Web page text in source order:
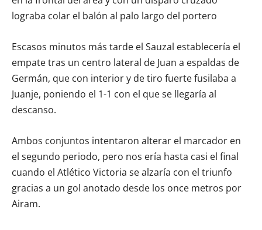
lograba colar el balón al palo largo del portero
Escasos minutos más tarde el Sauzal establecería el
empate tras un centro lateral de Juan a espaldas de
Germán, que con interior y de tiro fuerte fusilaba a
Juanje, poniendo el 1-1 con el que se llegaría al
descanso.
Ambos conjuntos intentaron alterar el marcador en
el segundo periodo, pero nos ería hasta casi el final
cuando el Atlético Victoria se alzaría con el triunfo
gracias a un gol anotado desde los once metros por
Airam.